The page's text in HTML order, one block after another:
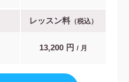
レッスン料（税込）
13,200 円/ 月